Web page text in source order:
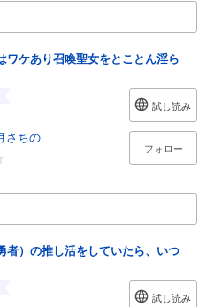
ワケあり召喚聖女をとことん淫ら
さちの
試し読み
フォロー
者）の推し活をしていたら、いつ
試し読み